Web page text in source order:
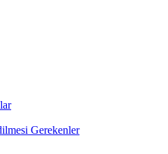
Gerekenler